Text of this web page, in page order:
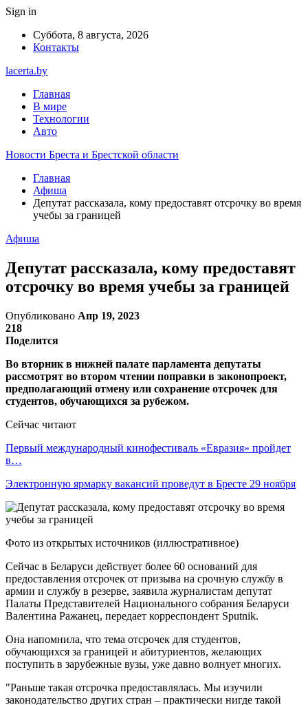
Sign in
Суббота, 8 августа, 2026
Контакты
lacerta.by
Главная
В мире
Технологии
Авто
Новости Бреста и Брестской области
Главная
Афиша
Депутат рассказала, кому предоставят отсрочку во время
учебы за границей
Афиша
Депутат рассказала, кому предоставят
отсрочку во время учебы за границей
Опубликовано Апр 19, 2023
218
Поделится
Во вторник в нижней палате парламента депутаты
рассмотрят во втором чтении поправки в законопроект,
предполагающий отмену или сохранение отсрочек для
студентов, обучающихся за рубежом.
Сейчас читают
Первый международный кинофестиваль «Евразия» пройдет
в…
Электронную ярмарку вакансий проведут в Бресте 29 ноября
Фото из открытых источников (иллюстративное)
Сейчас в Беларуси действует более 60 оснований для
предоставления отсрочек от призыва на срочную службу в
армии и службу в резерве, заявила журналистам депутат
Палаты Представителей Национального собрания Беларуси
Валентина Ражанец, передает корреспондент Sputnik.
Она напомнила, что тема отсрочек для студентов,
обучающихся за границей и абитуриентов, желающих
поступить в зарубежные вузы, уже давно волнует многих.
"Раньше такая отсрочка предоставлялась. Мы изучили
законодательство других стран – практически нигде такой